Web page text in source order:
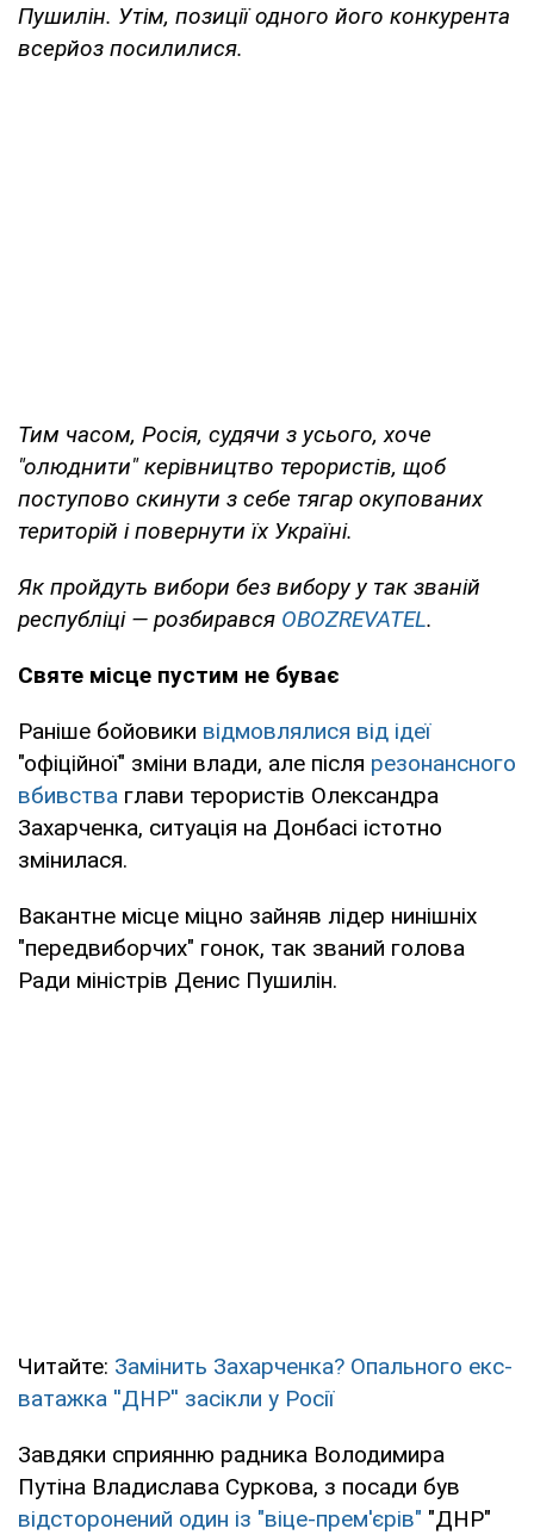
Пушилін. Утім, позиції одного його конкурента
всерйоз посилилися.
Тим часом, Росія, судячи з усього, хоче
"олюднити" керівництво терористів, щоб
поступово скинути з себе тягар окупованих
територій і повернути їх Україні.
Як пройдуть вибори без вибору у так званій
республіці — розбирався OBOZREVATEL.
Святе місце пустим не буває
Раніше бойовики відмовлялися від ідеї
"офіційної" зміни влади, але після резонансного
вбивства глави терористів Олександра
Захарченка, ситуація на Донбасі істотно
змінилася.
Вакантне місце міцно зайняв лідер нинішніх
"передвиборчих" гонок, так званий голова
Ради міністрів Денис Пушилін.
Читайте: Замінить Захарченка? Опального екс-
ватажка ''ДНР'' засікли у Росії
Завдяки сприянню радника Володимира
Путіна Владислава Суркова, з посади був
відсторонений один із "віце-прем'єрів" "ДНР"